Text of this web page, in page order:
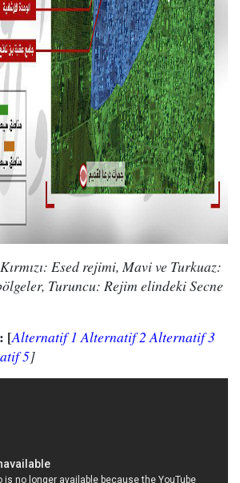
Esed rejimi, Mavi ve Turkuaz:
Turuncu: Rejim elindeki Secne
[Alternatif 1 Alternatif 2 Alternatif 3
5]